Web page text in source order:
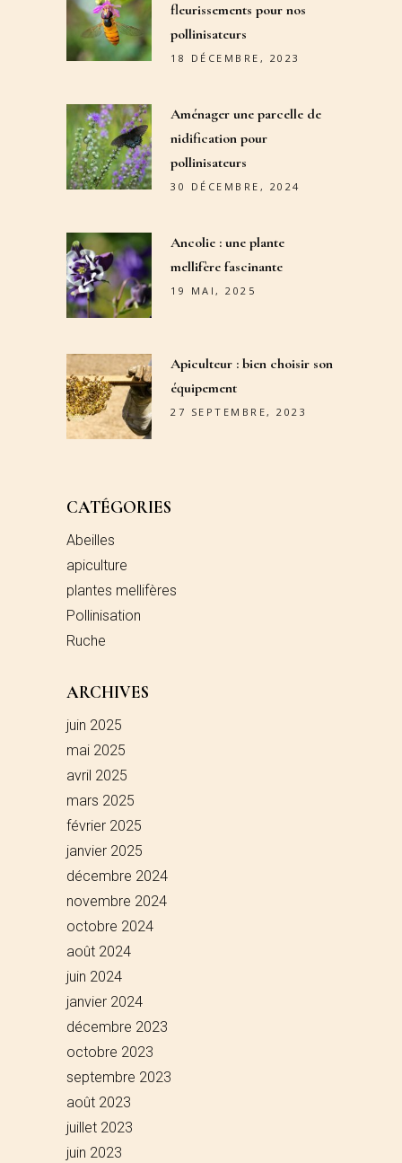
fleurissements pour nos
pollinisateurs
18 DÉCEMBRE, 2023
Aménager une parcelle de
nidification pour
pollinisateurs
30 DÉCEMBRE, 2024
Ancolie : une plante
mellifère fascinante
19 MAI, 2025
Apiculteur : bien choisir son
équipement
27 SEPTEMBRE, 2023
CATÉGORIES
Abeilles
apiculture
plantes mellifères
Pollinisation
Ruche
ARCHIVES
juin 2025
mai 2025
avril 2025
mars 2025
février 2025
janvier 2025
décembre 2024
novembre 2024
octobre 2024
août 2024
juin 2024
janvier 2024
décembre 2023
octobre 2023
septembre 2023
août 2023
juillet 2023
juin 2023